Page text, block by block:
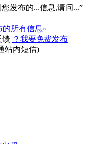
发布的...信息,请问...”
的所有信息»
馈 ？我要免费发布
站内短信)